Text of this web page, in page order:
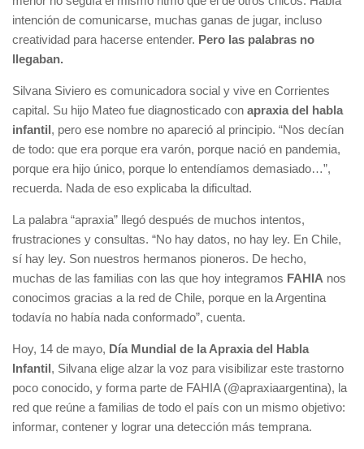
intención de comunicarse, muchas ganas de jugar, incluso
creatividad para hacerse entender. Pero las palabras no
llegaban.
Silvana Siviero es comunicadora social y vive en Corrientes
capital. Su hijo Mateo fue diagnosticado con apraxia del habla
infantil, pero ese nombre no apareció al principio. “Nos decían
de todo: que era porque era varón, porque nació en pandemia,
porque era hijo único, porque lo entendíamos demasiado…”,
recuerda. Nada de eso explicaba la dificultad.
La palabra “apraxia” llegó después de muchos intentos,
frustraciones y consultas. “No hay datos, no hay ley. En Chile,
sí hay ley. Son nuestros hermanos pioneros. De hecho,
muchas de las familias con las que hoy integramos FAHIA nos
conocimos gracias a la red de Chile, porque en la Argentina
todavía no había nada conformado”, cuenta.
Hoy, 14 de mayo, Día Mundial de la Apraxia del Habla
Infantil, Silvana elige alzar la voz para visibilizar este trastorno
poco conocido, y forma parte de FAHIA (@apraxiaargentina), la
red que reúne a familias de todo el país con un mismo objetivo:
informar, contener y lograr una detección más temprana.